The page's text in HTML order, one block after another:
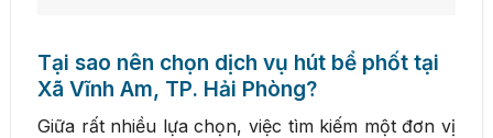
Tại sao nên chọn dịch vụ hút bể phốt tại
Xã Vĩnh Am, TP. Hải Phòng?
Giữa rất nhiều lựa chọn, việc tìm kiếm một đơn vị